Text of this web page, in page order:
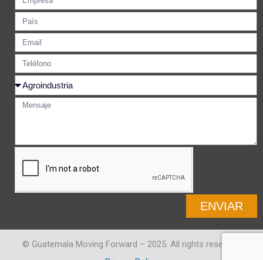
ENVIAR
© Guatemala Moving Forward – 2025. All rights reserved.